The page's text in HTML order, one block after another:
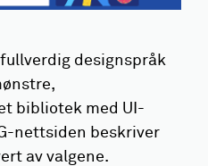
designspråk
bibliotek med UI-
nettsiden beskriver
av valgene.